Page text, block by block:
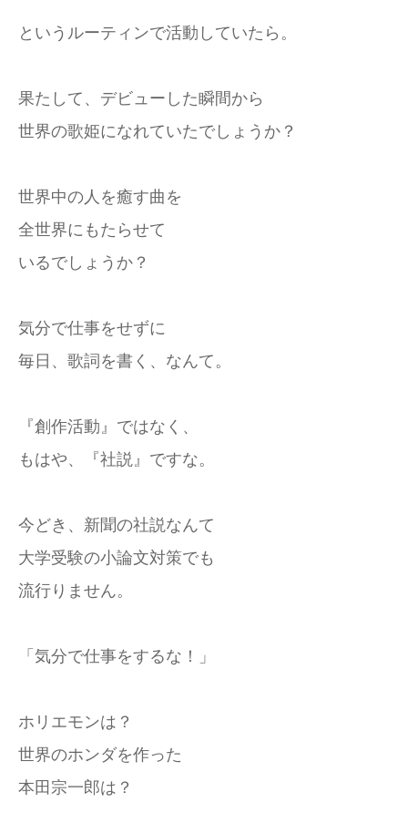
というルーティンで活動していたら。
果たして、デビューした瞬間から
世界の歌姫になれていたでしょうか？
世界中の人を癒す曲を
全世界にもたらせて
いるでしょうか？
気分で仕事をせずに
毎日、歌詞を書く、なんて。
『創作活動』ではなく、
もはや、『社説』ですな。
今どき、新聞の社説なんて
大学受験の小論文対策でも
流行りません。
「気分で仕事をするな！」
ホリエモンは？
世界のホンダを作った
本田宗一郎は？